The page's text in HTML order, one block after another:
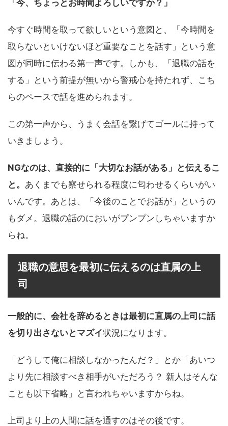
「今、ちょっとお時間よろしいですか？」
今すぐ時間を取って欲しいという意図と、「今時間を
取らないといけないほど重要なことを話す」という意
図が同時に伝わる第一声です。しかも、「退職の話を
する」という前提が無いから警戒心を持たれず、こち
らのペースで話を進められます。
この第一声から、うまく会話を繋げてゴールに持って
いきましょう。
NGなのは、直接的に「大切なお話がある」と伝えるこ
と。 あくまでも察せられる程度に匂わせるくらいがい
いんです。あとは、「今後のことでお話が」というの
もダメ。退職の話のにおいがプンプンしちゃいますか
らね。
退職の意思を最初に伝えるのは直属の上
司
一般的に、会社を辞めるときは最初に直属の上司に話
を切り出さないとマズイ状況になります。
「どうして俺に相談しなかったんだ？」とか「あいつ
より先に相談すべき相手がいただろう？ 新人はそんな
ことも以下省略」と言われちゃいますからね。
上司より上の人間に話を通すのはその後です。